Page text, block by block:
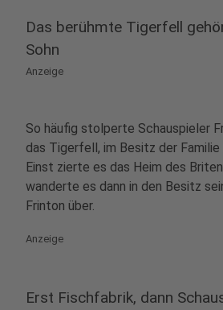
Das berühmte Tigerfell
Sohn
Anzeige
So häufig stolperte Schauspieler
das Tigerfell, im Besitz der
Einst zierte es das Heim des
wanderte es dann in den Besitz
Frinton über.
Anzeige
Erst Fischfabrik, dann